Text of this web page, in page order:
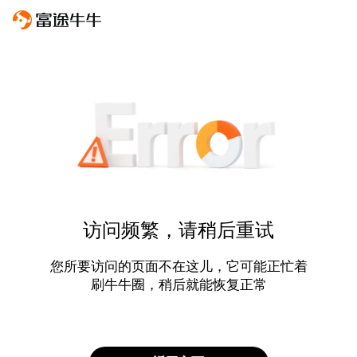
访问频繁，请稍后重试
您所要访问的页面不在这儿，它可能正忙着
刷牛牛圈，稍后就能恢复正常